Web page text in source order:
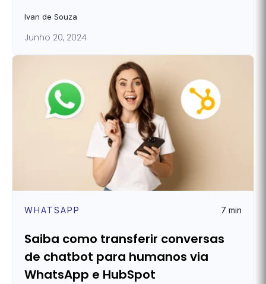
Ivan de Souza
Junho 20, 2024
WHATSAPP 7 min
Saiba como transferir conversas
de chatbot para humanos via
WhatsApp e HubSpot